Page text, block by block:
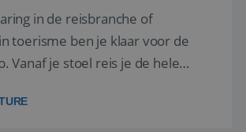
in de reisbranche of
toerisme ben je klaar voor de
Vanaf je stoel reis je de hele
team, je klant en wat er in de